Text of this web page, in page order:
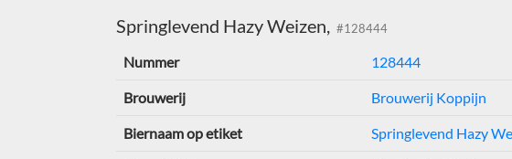
Springlevend Hazy Weizen, #128444
Nummer 128444
Brouwerij Brouwerij Koppijn
Biernaam op etiket Springlevend Hazy